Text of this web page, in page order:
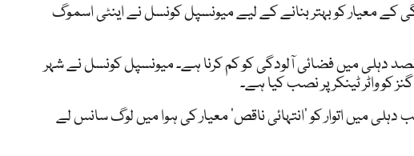
کے معیار کو بہتر بنانے کے لیے میونسپل کونسل نے اینٹی اسموگ
دہلی میں فضائی آلودگی کو کم کرنا ہے۔ میونسپل کونسل نے شہر
کو واٹر ٹینکر پر نصب کیا ہے۔
میں اتوار کو ’انتہائی ناقص‘ معیار کی ہوا میں لوگ سانس لے